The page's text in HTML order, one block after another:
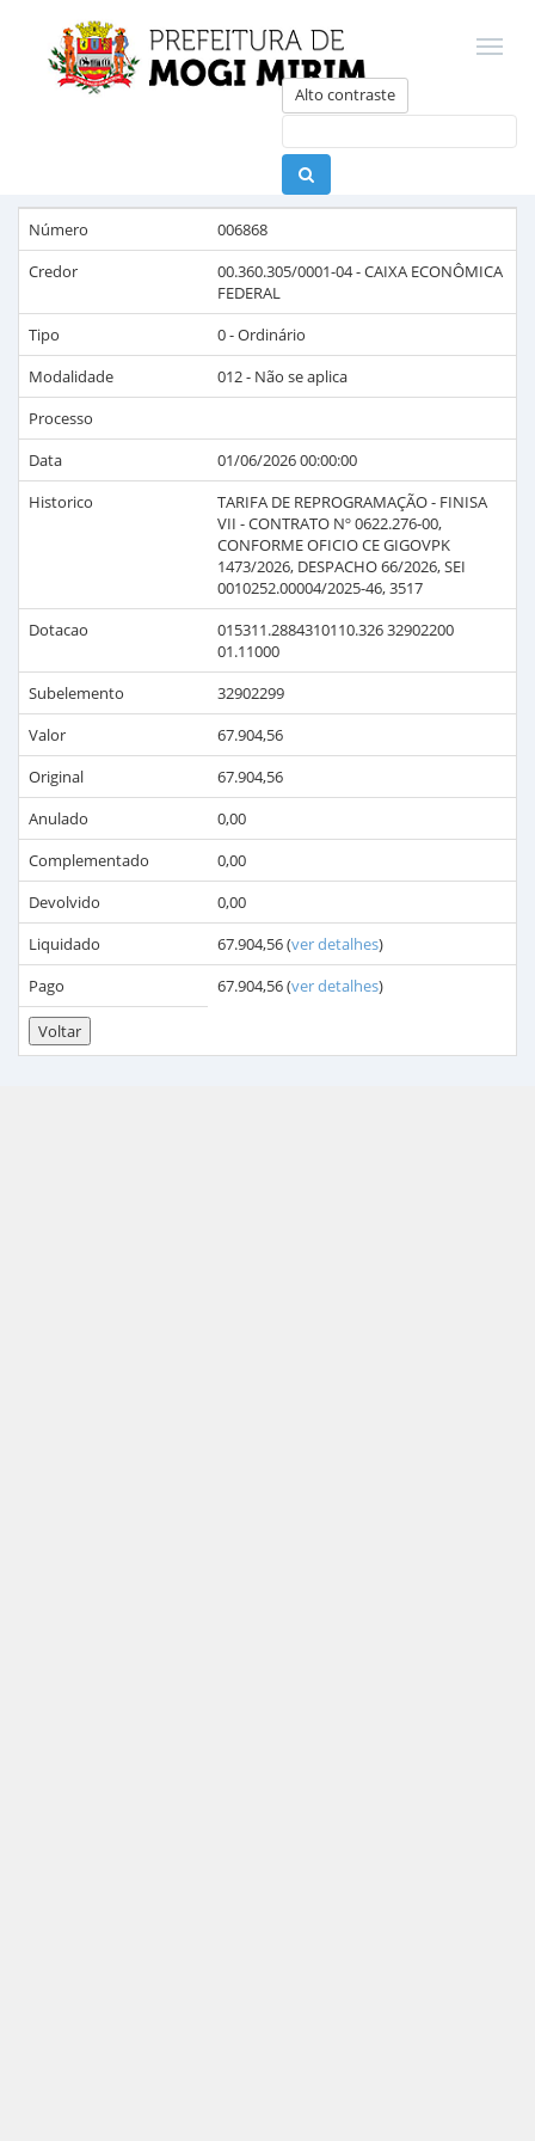
Alto contraste
Número
006868
Credor
00.360.305/0001-04-CAIXA ECONÔMICA
FEDERAL
Tipo
0 - Ordinário
Modalidade
012 - Não se aplica
Processo
Data
01/06/2026 00:00:00
Historico
TARIFA DE REPROGRAMAÇÃO - FINISA
VII - CONTRATO Nº 0622.276-00,
CONFORME OFICIO CE GIGOVPK
1473/2026, DESPACHO 66/2026, SEI
0010252.00004/2025-46, 3517
Dotacao
015311.2884310110.326 32902200
01.11000
Subelemento
32902299
Valor
67.904,56
Original
67.904,56
Anulado
0,00
Complementado
0,00
Devolvido
0,00
Liquidado
67.904,56(ver detalhes)
Pago
67.904,56(ver detalhes)